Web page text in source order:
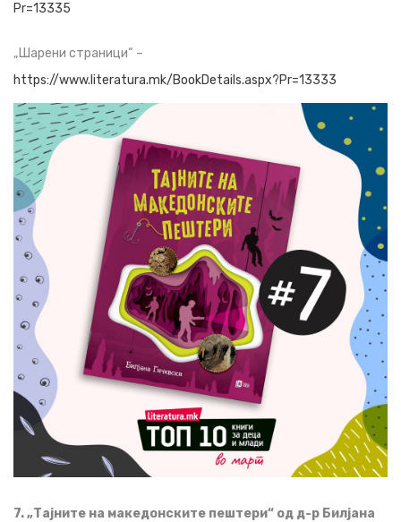
Pr=13335
„Шарени страници“ –
https://www.literatura.mk/BookDetails.aspx?Pr=13333
7. „Тајните на македонските пештери“ од д-р Билјана